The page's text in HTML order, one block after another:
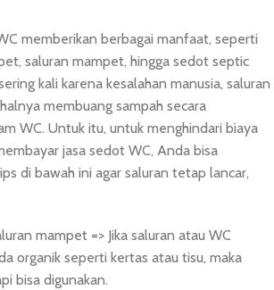
memberikan berbagai manfaat, seperti
saluran mampet, hingga sedot septic
kali karena kesalahan manusia, saluran
membuang sampah secara
WC. Untuk itu, untuk menghindari biaya
jasa sedot WC, Anda bisa
di bawah ini agar saluran tetap lancar,
mampet => Jika saluran atau WC
organik seperti kertas atau tisu, maka
bisa digunakan.